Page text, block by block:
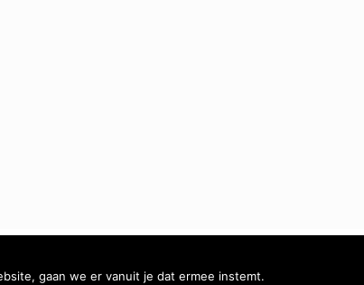
gaan we er vanuit je dat ermee instemt.